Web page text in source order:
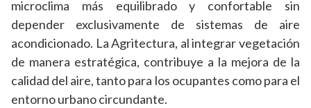
microclima más equilibrado y confortable sin
depender exclusivamente de sistemas de aire
acondicionado. La Agritectura, al integrar vegetación
de manera estratégica, contribuye a la mejora de la
calidad del aire, tanto para los ocupantes como para el
entorno urbano circundante.